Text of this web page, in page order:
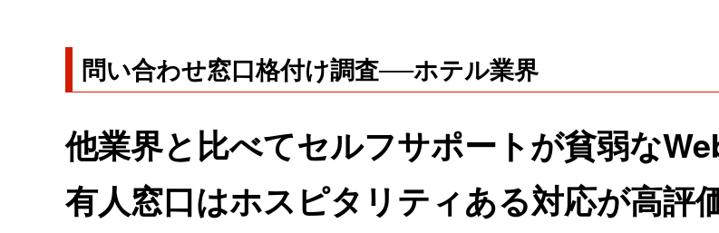
問い合わせ窓口格付け調査──ホテル業界
他業界と比べてセルフサポートが貧弱な
有人窓口はホスピタリティある対応が高評